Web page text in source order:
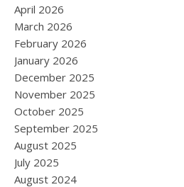
April 2026
March 2026
February 2026
January 2026
December 2025
November 2025
October 2025
September 2025
August 2025
July 2025
August 2024